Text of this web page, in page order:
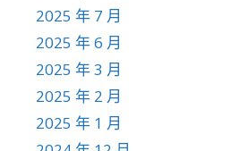
2025 年 7 月
2025 年 6 月
2025 年 3 月
2025 年 2 月
2025 年 1 月